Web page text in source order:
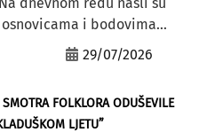
i bodovima...
29/07/2026
FOLKLORA ODUŠEVILE
LJETU”